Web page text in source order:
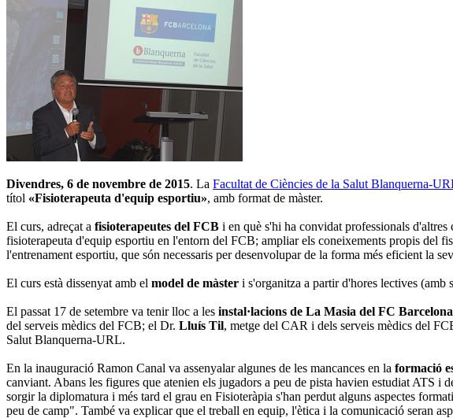
Divendres, 6 de novembre de 2015. La Facultat de Ciències de la Salut Blanquerna-
títol «Fisioterapeuta d'equip esportiu», amb format de màster.
El curs, adreçat a fisioterapeutes del FCB i en què s'hi ha convidat professionals d'altres
fisioterapeuta d'equip esportiu en l'entorn del FCB; ampliar els coneixements propis del
l'entrenament esportiu, que són necessaris per desenvolupar de la forma més eficient la
El curs està dissenyat amb el model de màster i s'organitza a partir d'hores lectives (amb
El passat 17 de setembre va tenir lloc a les instal·lacions de La Masia del FC Barcelona
del serveis mèdics del FCB; el Dr. Lluís Til, metge del CAR i dels serveis mèdics del
Salut Blanquerna-URL.
En la inauguració Ramon Canal va assenyalar algunes de les mancances en la formació
canviant. Abans les figures que atenien els jugadors a peu de pista havien estudiat ATS
sorgir la diplomatura i més tard el grau en Fisioteràpia s'han perdut alguns aspectes
peu de camp". També va explicar que el treball en equip, l'ètica i la comunicació seran